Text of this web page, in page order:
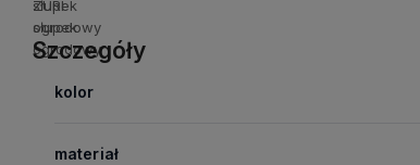
Szczegóły
kolor
materiał